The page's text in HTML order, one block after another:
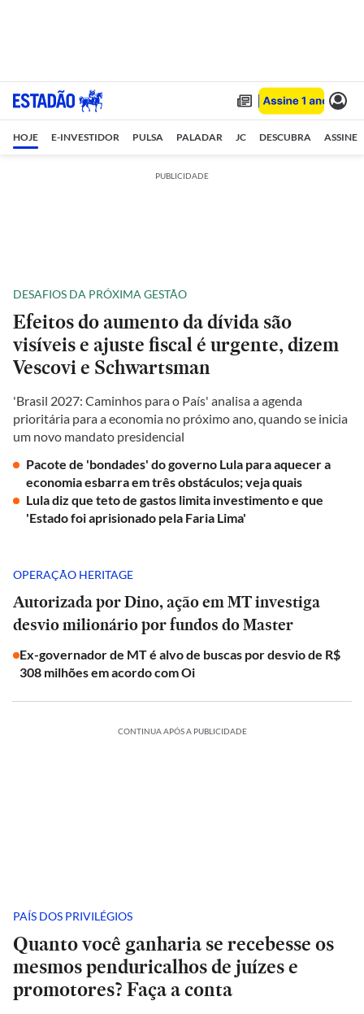
HOJE E-INVESTIDOR PULSA PALADAR JC DESCUBRA ASSINE
PUBLICIDADE
DESAFIOS DA PRÓXIMA GESTÃO
Efeitos do aumento da dívida são
visíveis e ajuste fiscal é urgente, dizem
Vescovi e Schwartsman
'Brasil 2027: Caminhos para o País' analisa a agenda
prioritária para a economia no próximo ano, quando se inicia
um novo mandato presidencial
Pacote de 'bondades' do governo Lula para aquecer a
economia esbarra em três obstáculos; veja quais
Lula diz que teto de gastos limita investimento e que
'Estado foi aprisionado pela Faria Lima'
OPERAÇÃO HERITAGE
Autorizada por Dino, ação em MT investiga
desvio milionário por fundos do Master
Ex-governador de MT é alvo de buscas por desvio de R$
308 milhões em acordo com Oi
CONTINUA APÓS A PUBLICIDADE
PAÍS DOS PRIVILÉGIOS
Quanto você ganharia se recebesse os
mesmos penduricalhos de juízes e
promotores? Faça a conta